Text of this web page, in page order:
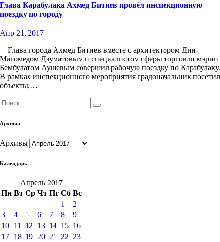
Глава Карабулака Ахмед Битиев провёл инспекционную
поездку по городу
Апр 21, 2017
Глава города Ахмед Битиев вместе с архитектором Дин-
Магомедом Дзуматовым и специалистом сферы торговли мэрии
Бембулатом Аушевым совершил рабочую поездку по Карабулаку.
В рамках инспекционного мероприятия градоначальник посетил
объекты,…
Архивы
Архивы
Календарь
Апрель 2017
Пн Вт Ср Чт Пт Сб Вс
1
2
3
4 5 6 7 8
9
10 11 12 13 14 15 16
17 18 19 20 21 22 23